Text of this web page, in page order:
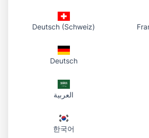
Profile ng Art Fight
official Art Fight character
ng teammates ang card mo.
Ibahagi ang profile card
team — malinis na HTTPS link
Deutsch (Schweiz)
Deutsch
العربية
한국어